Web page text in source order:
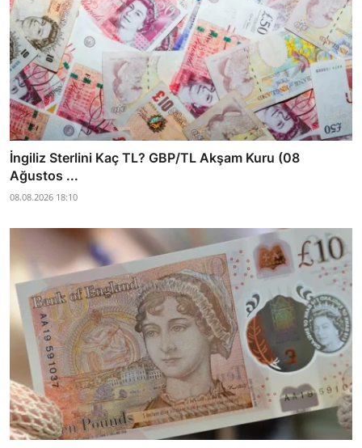
İngiliz Sterlini Kaç TL? GBP/TL Akşam Kuru (08
Ağustos ...
08.08.2026 18:10